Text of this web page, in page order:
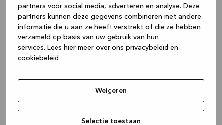
partners voor social media, adverteren en analyse. Deze
partners kunnen deze gegevens combineren met andere
informatie die u aan ze heeft verstrekt of die ze hebben
verzameld op basis van uw gebruik van hun
services. Lees hier meer over ons privacybeleid en
cookiebeleid
Weigeren
Selectie toestaan
(see the browser console for more
information).